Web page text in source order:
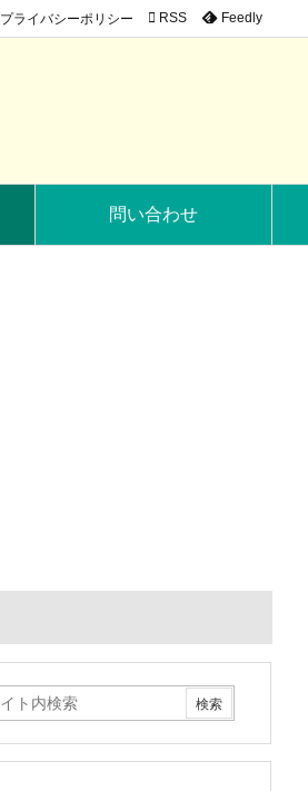
問い合わせ
プライバシーポリシー  RSS Feedly